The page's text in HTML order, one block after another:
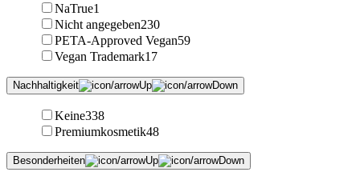
NaTrue1
Nicht angegeben230
PETA-Approved Vegan59
Vegan Trademark17
Nachhaltigkeit
Keine338
Premiumkosmetik48
Besonderheiten